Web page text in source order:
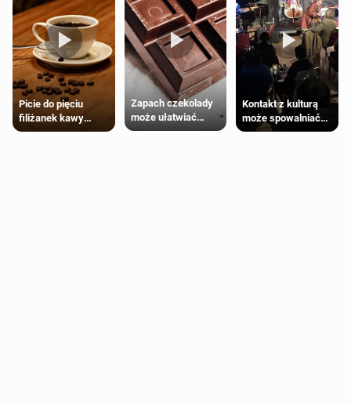
Picie do pięciu
filiżanek kawy
dziennie jest
Zapach czekolady
może ułatwiać
trening siłowy
Kontakt z kulturą
może spowalniać
starzenie